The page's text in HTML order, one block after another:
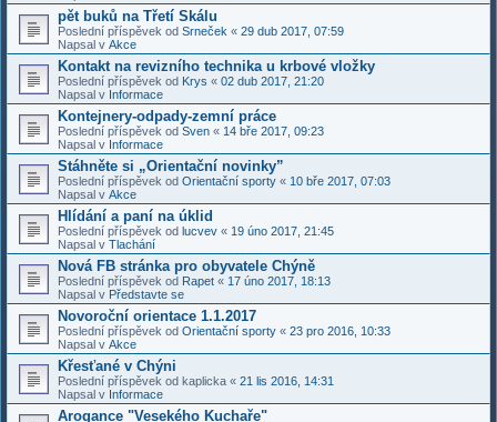
pět buků na Třetí Skálu
Poslední příspěvek od Srneček « 29 dub 2017, 07:59
Napsal v Akce
Kontakt na revizního technika u krbové vložky
Poslední příspěvek od Krys « 02 dub 2017, 21:20
Napsal v Informace
Kontejnery-odpady-zemní práce
Poslední příspěvek od Sven « 14 bře 2017, 09:23
Napsal v Informace
Stáhněte si „Orientační novinky”
Poslední příspěvek od Orientační sporty « 10 bře 2017, 07:03
Napsal v Akce
Hlídání a paní na úklid
Poslední příspěvek od lucvev « 19 úno 2017, 21:45
Napsal v Tlachání
Nová FB stránka pro obyvatele Chýně
Poslední příspěvek od Rapet « 17 úno 2017, 18:13
Napsal v Představte se
Novoroční orientace 1.1.2017
Poslední příspěvek od Orientační sporty « 23 pro 2016, 10:33
Napsal v Akce
Křesťané v Chýni
Poslední příspěvek od kaplicka « 21 lis 2016, 14:31
Napsal v Informace
Arogance "Vesekého Kuchaře"